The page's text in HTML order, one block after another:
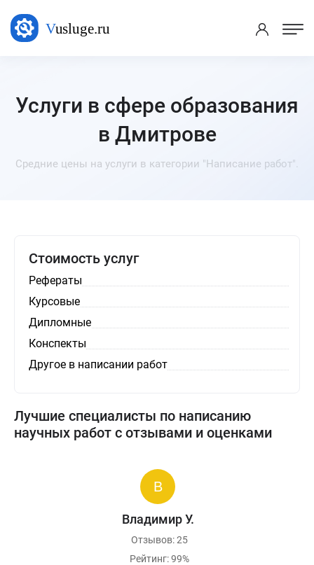
Услуги в сфере образования
в Дмитрове
Средние цены на услуги в категории "Написание работ".
Стоимость услуг
Рефераты
Курсовые
Дипломные
Конспекты
Другое в написании работ
Лучшие специалисты по написанию
научных работ с отзывами и оценками
Владимир У.
Отзывов: 25
Рейтинг: 99%